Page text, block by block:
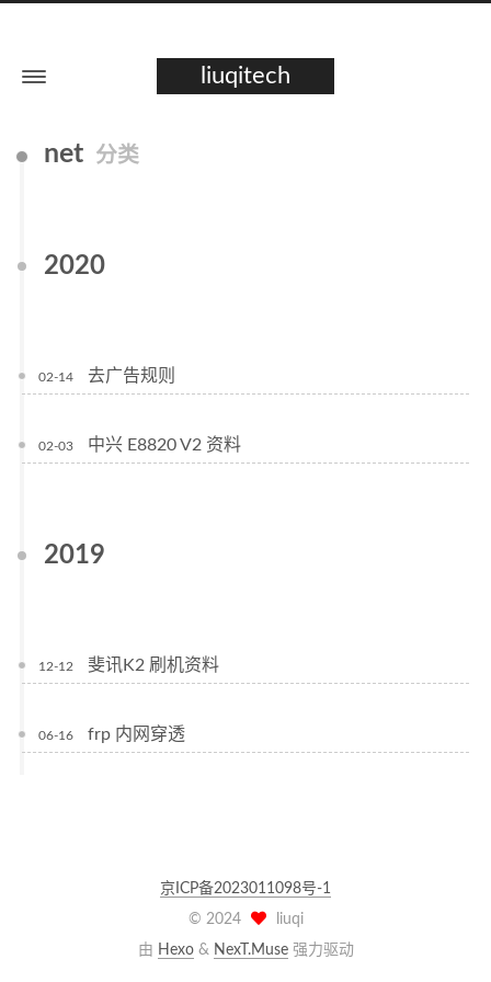
liuqitech
net 分类
2020
02-14 去广告规则
02-03 中兴 E8820 V2 资料
2019
12-12 斐讯K2 刷机资料
06-16 frp 内网穿透
京ICP备2023011098号-1
© 2024
liuqi
由 Hexo& NexT.Muse强力驱动